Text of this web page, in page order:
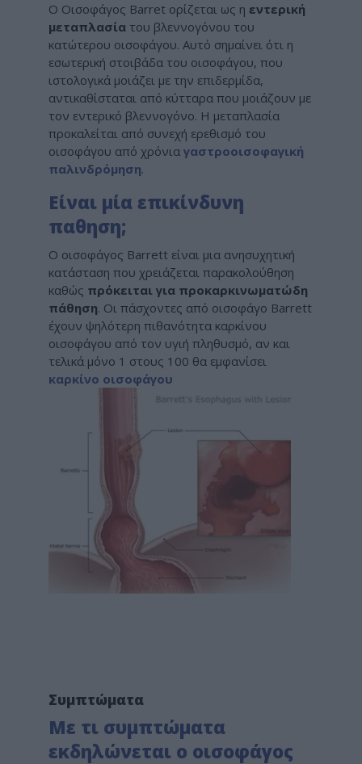
Ο Οισοφάγος Barret ορίζεται ως η εντερική
μεταπλασία του βλεννογόνου του
κατώτερου οισοφάγου. Αυτό σημαίνει ότι η
εσωτερική στοιβάδα του οισοφάγου, που
ιστολογικά μοιάζει με την επιδερμίδα,
αντικαθίσταται από κύτταρα που μοιάζουν με
τον εντερικό βλεννογόνο. Η μεταπλασία
προκαλείται από συνεχή ερεθισμό του
οισοφάγου από χρόνια γαστροοισοφαγική
παλινδρόμηση.
Είναι μία επικίνδυνη
παθηση;
Ο οισοφάγος Barrett είναι μια ανησυχητική
κατάσταση που χρειάζεται παρακολούθηση
καθώς πρόκειται για προκαρκινωματώδη
πάθηση. Οι πάσχοντες από οισοφάγο Barrett
έχουν ψηλότερη πιθανότητα καρκίνου
οισοφάγου από τον υγιή πληθυσμό, αν και
τελικά μόνο 1 στους 100 θα εμφανίσει
καρκίνο οισοφάγου
Συμπτώματα
Με τι συμπτώματα
εκδηλώνεται ο οισοφάγος